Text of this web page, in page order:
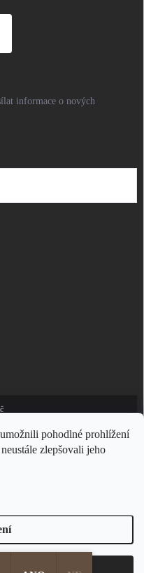
pohodlné prohlížení
zlepšovali jeho
informace o nových